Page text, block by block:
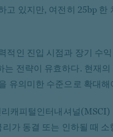
고 있지만, 여전히 25bp 한
적인 진입 시점과 장기 수
는 전략이 유효하다. 현재
유의미한 수준으로 확대
캐피털인터내셔널
가 동결 또는 인하될 때